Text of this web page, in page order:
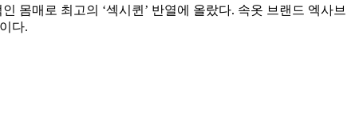
몸매로 최고의 ‘섹시퀸’ 반열에 올랐다. 속옷 브랜드 엑사브
다.